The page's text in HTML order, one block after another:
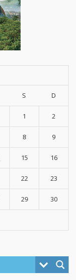
S D
1 2
8 9
15 16
22 23
29 30